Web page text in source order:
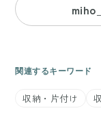
関連するキーワード
収納・片付け